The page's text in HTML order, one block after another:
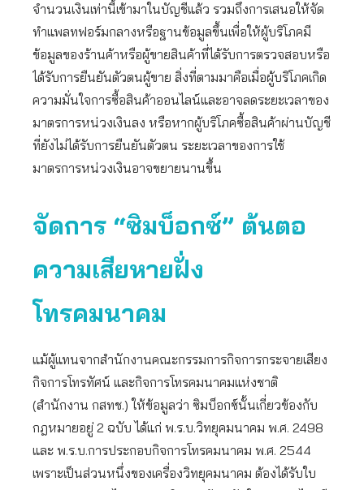
จำนวนเงินเท่านี้เข้ามาในบัญชีแล้ว รวมถึงการเสนอให้จัด
ทำแพลทฟอร์มกลางหรือฐานข้อมูลขึ้นเพื่อให้ผู้บริโภคมี
ข้อมูลของร้านค้าหรือผู้ขายสินค้าที่ได้รับการตรวจสอบหรือ
ได้รับการยืนยันตัวตนผู้ขาย สิ่งที่ตามมาคือเมื่อผู้บริโภคเกิด
ความมั่นใจการซื้อสินค้าออนไลน์และอาจลดระยะเวลาของ
มาตรการหน่วงเงินลง หรือหากผู้บริโภคซื้อสินค้าผ่านบัญชี
ที่ยังไม่ได้รับการยืนยันตัวตน ระยะเวลาของการใช้
มาตรการหน่วงเงินอาจขยายนานขึ้น
จัดการ “ซิมบ็อกซ์” ต้นตอ
ความเสียหายฝั่ง
โทรคมนาคม
แม้ผู้แทนจากสำนักงานคณะกรรมการกิจการกระจายเสียง
กิจการโทรทัศน์ และกิจการโทรคมนาคมแห่งชาติ
(สำนักงาน กสทช.) ให้ข้อมูลว่า ซิมบ็อกซ์นั้นเกี่ยวข้องกับ
กฎหมายอยู่ 2 ฉบับ ได้แก่ พ.ร.บ.วิทยุคมนาคม พ.ศ. 2498
และ พ.ร.บ.การประกอบกิจการโทรคมนาคม พ.ศ. 2544
เพราะเป็นส่วนหนึ่งของเครื่องวิทยุคมนาคม ต้องได้รับใบ